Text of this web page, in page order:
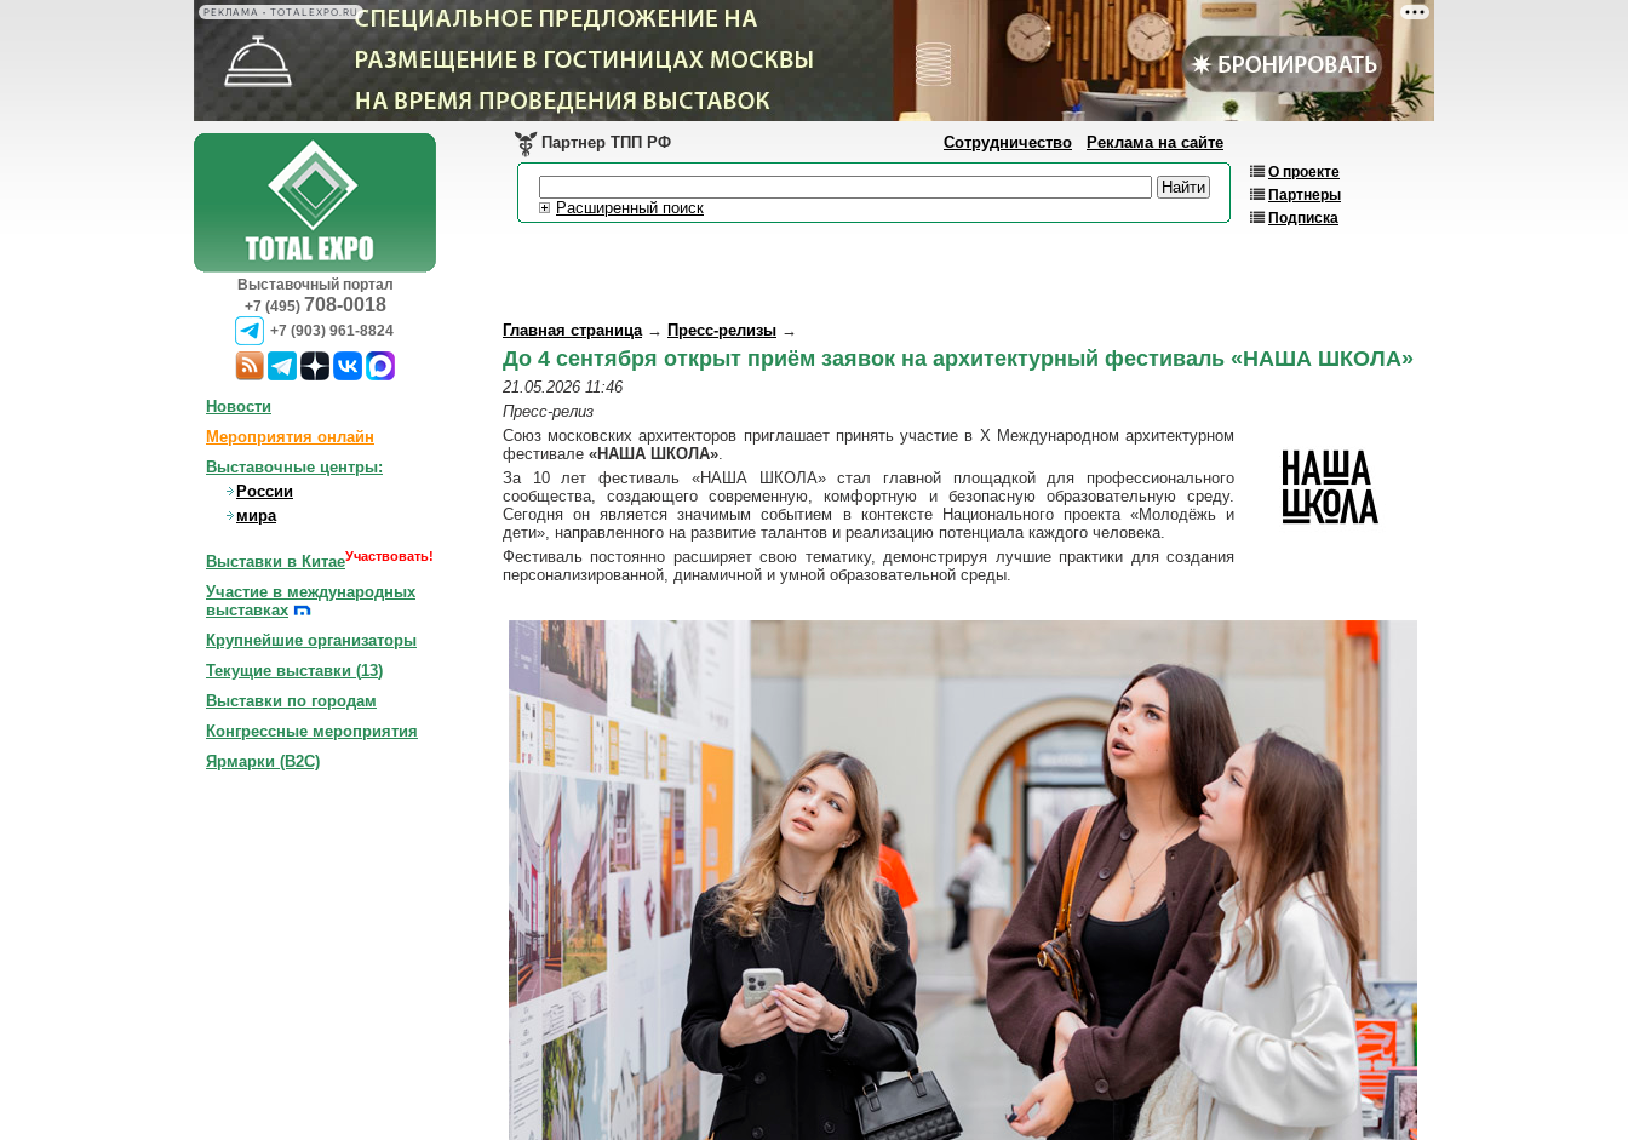
РЕКЛАМА • TOTALEXPO.RU
Выставочный портал
+7 (495) 708-0018
+7 (903) 961-8824
О проекте
Партнеры
Подписка
Партнер ТПП РФ Сотрудничество Реклама на сайте
Расширенный поиск
Главная страница→ Пресс-релизы →
До 4 сентября открыт приём заявок на архитектурный фестиваль «НАША ШКОЛА»
21.05.2026 11:46
Пресс-релиз
Союз московских архитекторов приглашает принять участие в X Международном архитектурном
фестивале «НАША ШКОЛА».
За 10 лет фестиваль «НАША ШКОЛА» стал главной площадкой для профессионального
сообщества, создающего современную, комфортную и безопасную образовательную среду.
Сегодня он является значимым событием в контексте Национального проекта «Молодёжь и
дети», направленного на развитие талантов и реализацию потенциала каждого человека.
Фестиваль постоянно расширяет свою тематику, демонстрируя лучшие практики для создания
персонализированной, динамичной и умной образовательной среды.
Новости
Мероприятия онлайн
Выставочные центры:
России
мира
Выставки в КитаеУчаствовать!
Участие в международных
выставках
Крупнейшие организаторы
Текущие выставки (13)
Выставки по городам
Конгрессные мероприятия
Ярмарки (B2C)